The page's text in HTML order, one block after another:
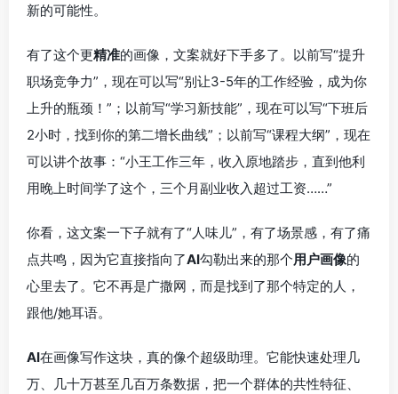
新的可能性。
有了这个更精准的画像，文案就好下手多了。以前写“提升
职场竞争力”，现在可以写“别让3-5年的工作经验，成为你
上升的瓶颈！”；以前写“学习新技能”，现在可以写“下班后
2小时，找到你的第二增长曲线”；以前写“课程大纲”，现在
可以讲个故事：“小王工作三年，收入原地踏步，直到他利
用晚上时间学了这个，三个月副业收入超过工资……”
你看，这文案一下子就有了“人味儿”，有了场景感，有了痛
点共鸣，因为它直接指向了AI勾勒出来的那个用户画像的
心里去了。它不再是广撒网，而是找到了那个特定的人，
跟他/她耳语。
AI在画像写作这块，真的像个超级助理。它能快速处理几
万、几十万甚至几百万条数据，把一个群体的共性特征、